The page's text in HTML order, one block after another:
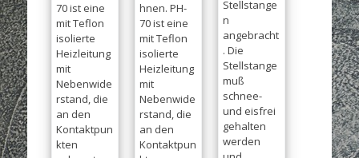
70 ist eine
mit Teflon
isolierte
Heizleitung
mit
Nebenwide
rstand, die
an den
Kontaktpun
kten
hnen. PH-
70 ist eine
mit Teflon
isolierte
Heizleitung
mit
Nebenwide
rstand, die
an den
Kontaktpun
Stellstange
n
angebracht
. Die
Stellstange
muß
schnee-
und eisfrei
gehalten
werden